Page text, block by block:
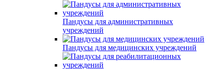
Пандусы для административных
учреждений
Пандусы для медицинских учреждений